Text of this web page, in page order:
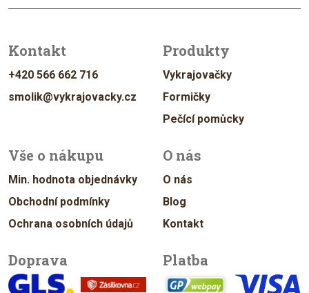
Kontakt
+420 566 662 716
smolik@vykrajovacky.cz
Produkty
Vykrajovačky
Formičky
Pečící pomůcky
Vše o nákupu
Min. hodnota objednávky
Obchodní podmínky
Ochrana osobních údajů
O nás
O nás
Blog
Kontakt
Doprava Platba